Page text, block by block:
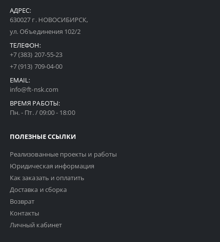
АДРЕС:
630027 г. НОВОСИБИРСК,
ул. Объединения 102/2
ТЕЛЕФОН:
+7 (383) 207-55-23
+7 (913) 709-04-00
EMAIL:
info@ft-nsk.com
ВРЕМЯ РАБОТЫ:
Пн. - Пт. / 09:00 - 18:00
ПОЛЕЗНЫЕ ССЫЛКИ
Реализованные проекты и работы
Юридическая информация
Как заказать и оплатить
Доставка и сборка
Возврат
Контакты
Личный кабинет